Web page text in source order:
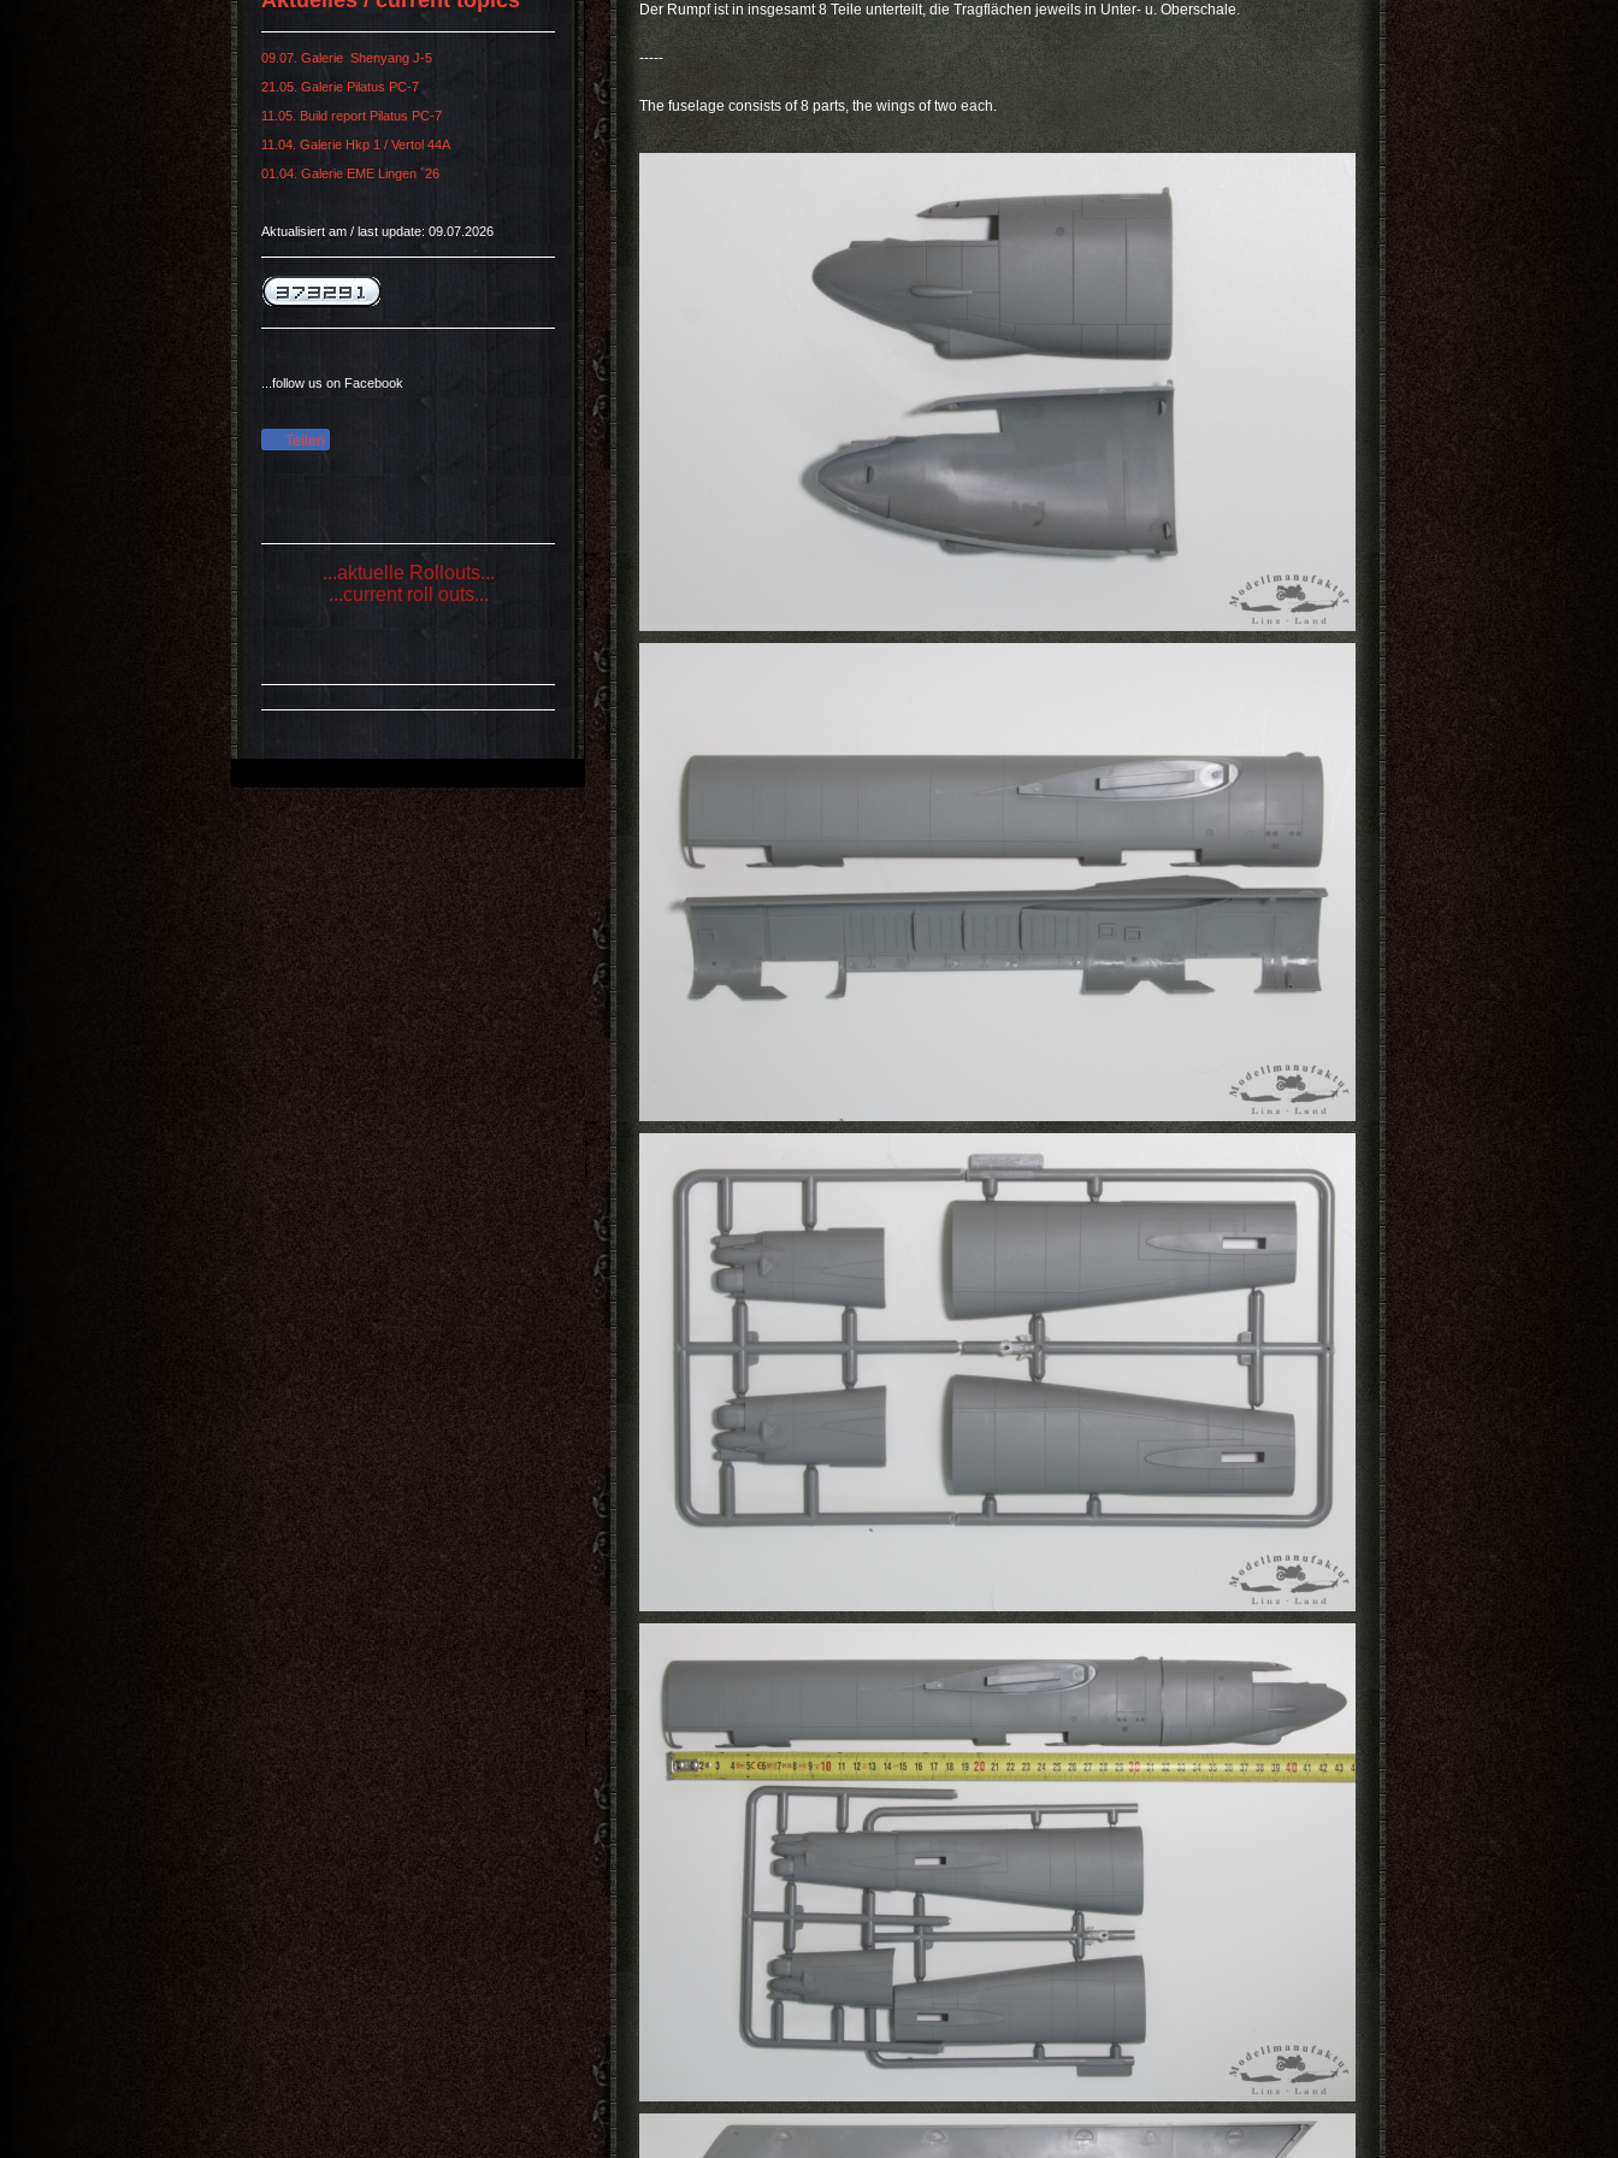
Der Rumpf ist in insgesamt 8 Teile unterteilt, die Tragflächen jeweils in Unter- u. Oberschale.
-----
The fuselage consists of 8 parts, the wings of two each.
09.07. Galerie Shenyang J-5
21.05. Galerie Pilatus PC-7
11.05. Build report Pilatus PC-7
11.04. Galerie Hkp 1 / Vertol 44A
01.04. Galerie EME Lingen ´26
Aktualisiert am / last update: 09.07.2026
...follow us on Facebook
Teilen
...aktuelle Rollouts...
...current roll outs...